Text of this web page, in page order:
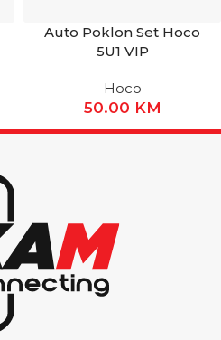
Auto Poklon Set Hoco
5U1 VIP
Hoco
50.00 KM